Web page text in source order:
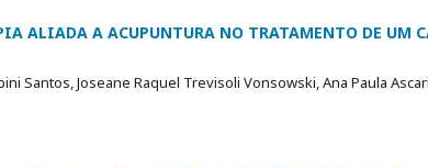
ALIADA A ACUPUNTURA NO TRATAMENTO DE UM
Santos, Joseane Raquel Trevisoli Vonsowski, Ana Paula